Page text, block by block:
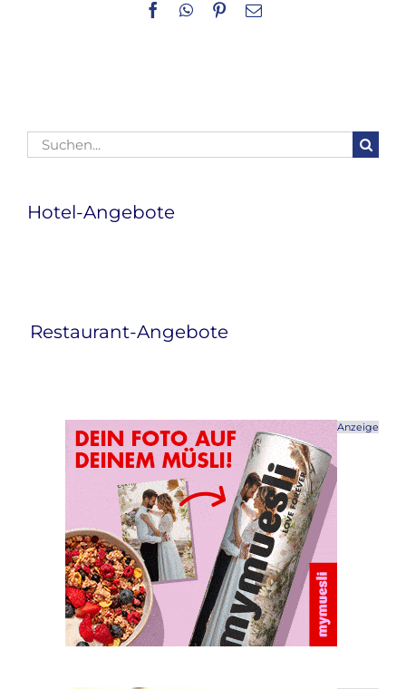
Facebook
WhatsApp
Pinterest
E-
Suche
nach:
Hotel-Angebote
Restaurant-Angebote
Anzeige